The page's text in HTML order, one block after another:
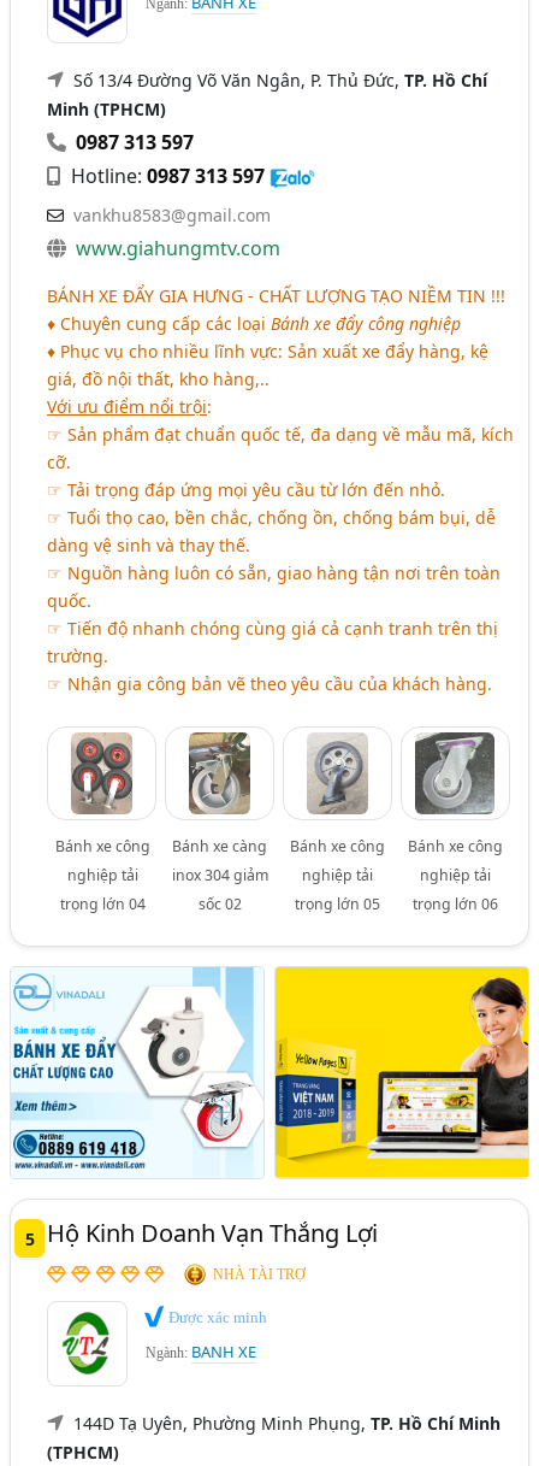
Ngành:
Số 13/4 Đường Võ Văn Ngân, P. Thủ Đức,TP. Hồ Chí
Minh (TPHCM)
0987 313 597
Hotline:0987 313 597
vankhu8583@gmail.com
www.giahungmtv.com
BÁNH XE ĐẨY GIA HƯNG - CHẤT LƯỢNG TẠO NIỀM TIN !!!
♦ Chuyên cung cấp các loạiBánh xe đẩy công nghiệp
♦ Phục vụ cho nhiều lĩnh vực: Sản xuất xe đẩy hàng, kệ
giá, đồ nội thất, kho hàng,..
Với ưu điểm nổi trội:
☞ Sản phẩm đạt chuẩn quốc tế, đa dạng về mẫu mã, kích
cỡ.
☞ Tải trọng đáp ứng mọi yêu cầu từ lớn đến nhỏ.
☞ Tuổi thọ cao, bền chắc, chống ồn, chống bám bụi, dễ
dàng vệ sinh và thay thế.
☞ Nguồn hàng luôn có sẵn, giao hàng tận nơi trên toàn
quốc.
☞ Tiến độ nhanh chóng cùng giá cả cạnh tranh trên thị
trường.
☞ Nhận gia công bản vẽ theo yêu cầu của khách hàng.
Bánh xe công
nghiệp tải
trọng lớn 04
Bánh xe càng
inox 304 giảm
sốc 02
Bánh xe công
nghiệp tải
trọng lớn 05
Bánh xe công
nghiệp tải
trọng lớn 06
5 Hộ Kinh Doanh Vạn Thắng Lợi
NHÀ TÀI TRỢ
Được xác minh
Ngành: BANH XE
144D Tạ Uyên, Phường Minh Phụng,TP. Hồ Chí Minh
(TPHCM)